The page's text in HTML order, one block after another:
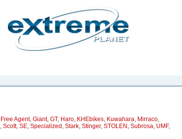
Free Agent, Giant, GT, Haro, KHEbikes, Kuwahara, Mirraco,
, Scott, SE, Specialized , Stark, Stinger, STOLEN , Subrosa, UMF,